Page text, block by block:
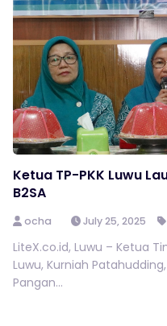
Ketua TP-PKK Luwu
B2SA
ocha July 25, 2025
LiteX.co.id, Luwu – Ketua
Luwu, Kurniah
Pangan...